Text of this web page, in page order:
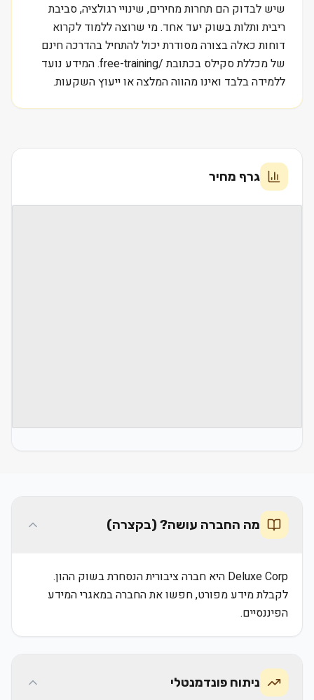
שיש לבדוק הם תחרות מחירים, שינויי רגולציה, סביבת
ריבית ותלות בשוק יעד אחד. מי שרוצה ללמוד לקרוא
דוחות כאלה בצורה מסודרת יכול להתחיל בהדרכה חינם
של מכללת סקילס בכתובת /free-training. המידע נועד
ללמידה בלבד ואינו מהווה המלצה או ייעוץ השקעות.
גרף מחיר
מה החברה עושה? (בקצרה)
Deluxe Corp היא חברה ציבורית הנסחרת בשוק ההון.
לקבלת מידע מפורט, חפשו את החברה במאגרי המידע
הפיננסיים.
ניתוח פונדמנטלי